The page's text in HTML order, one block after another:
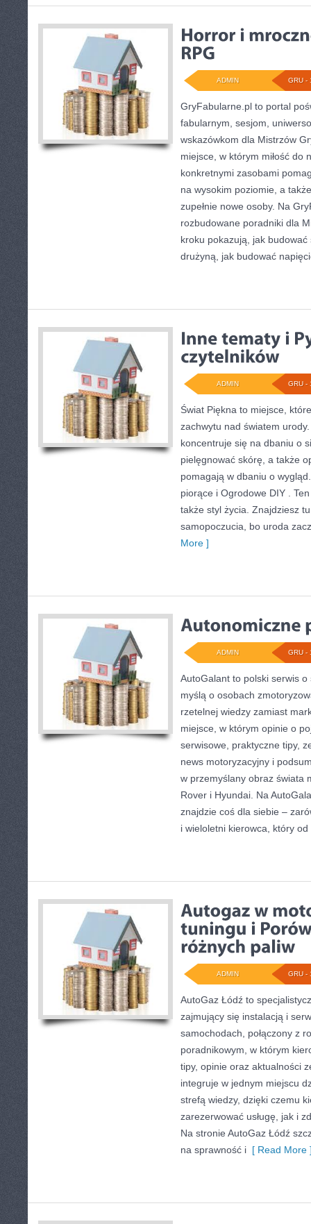
GRU -
ADMIN
GryFabularne.pl to portal
fabularnym, sesjom,
wskazówkom dla Mistrzów
miejsce, w którym miłość do
konkretnymi zasobami
na wysokim poziomie, a
zupełnie nowe osoby. Na
rozbudowane poradniki dla
kroku pokazują, jak
drużyną, jak budować
GRU -
ADMIN
Świat Piękna to miejsce,
zachwytu nad światem
koncentruje się na dbaniu o
pielęgnować skórę, a także
pomagają w dbaniu o
piorące i Ogrodowe DIY .
także styl życia. Znajdziesz
samopoczucia, bo uroda
More ]
GRU -
ADMIN
AutoGalant to polski serwis
myślą o osobach
rzetelnej wiedzy zamiast
miejsce, w którym opinie o
serwisowe, praktyczne tipy,
news motoryzacyjny i
w przemyślany obraz świata
Rover i Hyundai. Na
znajdzie coś dla siebie –
i wieloletni kierowca, który od
GRU -
ADMIN
AutoGaz Łódź to
zajmujący się instalacją i
samochodach, połączony z
poradnikowym, w którym
tipy, opinie oraz aktualności
integruje w jednym miejscu
strefą wiedzy, dzięki czemu
zarezerwować usługę, jak i
Na stronie AutoGaz Łódź
na sprawność i [ Read More